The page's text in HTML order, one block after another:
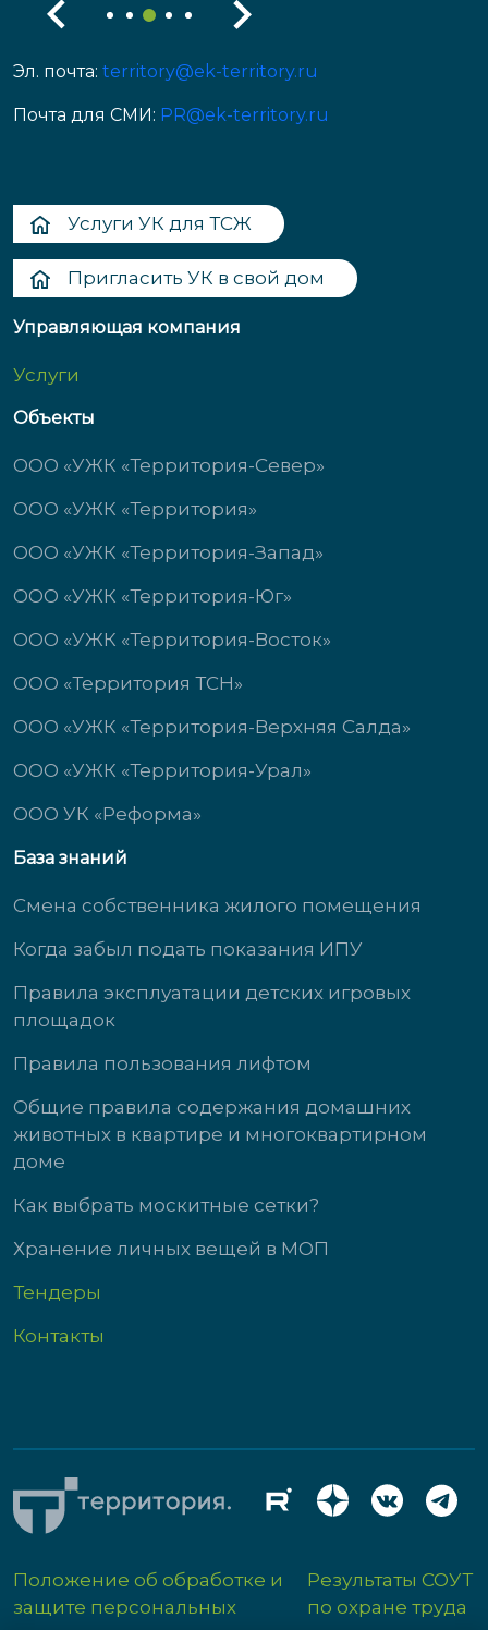
Эл. почта: territory@ek-territory.ru
Почта для СМИ: PR@ek-territory.ru
Услуги УК для ТСЖ
Пригласить УК в свой дом
Управляющая компания
Услуги
Объекты
ООО «УЖК «Территория-Север»
ООО «УЖК «Территория»
ООО «УЖК «Территория-Запад»
ООО «УЖК «Территория-Юг»
ООО «УЖК «Территория-Восток»
ООО «Территория ТСН»
ООО «УЖК «Территория-Верхняя Салда»
ООО «УЖК «Территория-Урал»
ООО УК «Реформа»
База знаний
Смена собственника жилого помещения
Когда забыл подать показания ИПУ
Правила эксплуатации детских игровых
площадок
Правила пользования лифтом
Общие правила содержания домашних
животных в квартире и многоквартирном
доме
Как выбрать москитные сетки?
Хранение личных вещей в МОП
Тендеры
Контакты
Положение об обработке и
защите персональных
Результаты СОУТ
по охране труда